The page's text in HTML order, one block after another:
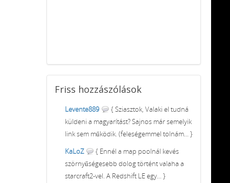
Friss hozzászólások
Levente889
{ Sziasztok, Valaki el tudná
küldeni a magyarítást? Sajnos már semelyik
link sem működik. (feleségemmel tolnám... }
KaLoZ
{ Ennél a map poolnál kevés
szörnyűségesebb dolog történt valaha a
starcraft2-vel. A Redshift LE egy... }